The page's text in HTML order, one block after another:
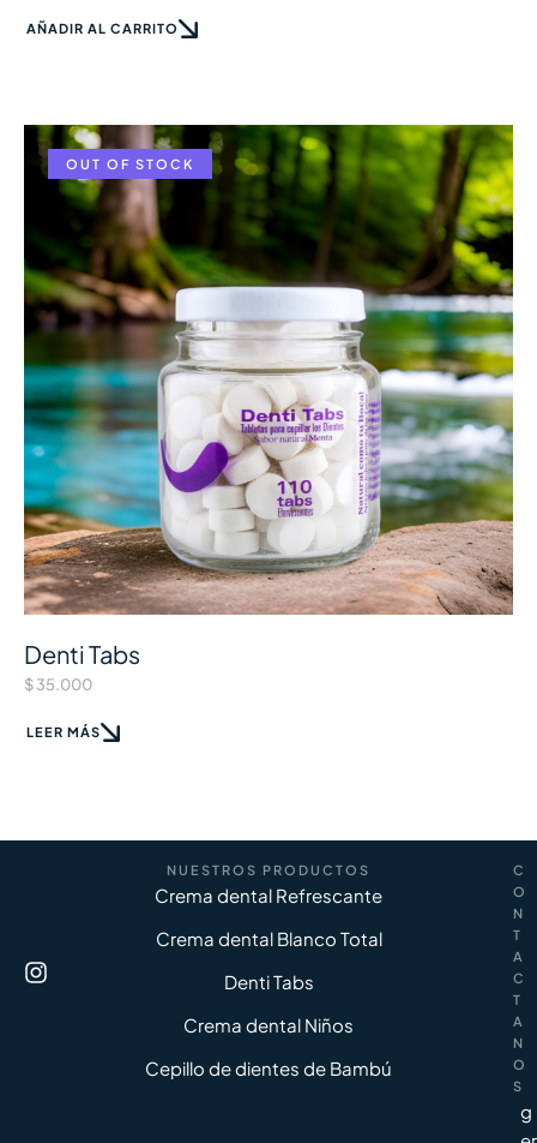
AÑADIR AL CARRITO
OUT OF STOCK
Denti Tabs
$35.000
LEER MÁS
NUESTROS PRODUCTOS
Crema dental Refrescante
Crema dental Blanco Total
Denti Tabs
Crema dental Niños
Cepillo de dientes de Bambú
C
O
N
T
A
C
T
A
N
O
S
g